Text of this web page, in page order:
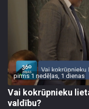
pirms 1 nedēļas, 1 dienas
Vai kokrūpnieku
valdību?